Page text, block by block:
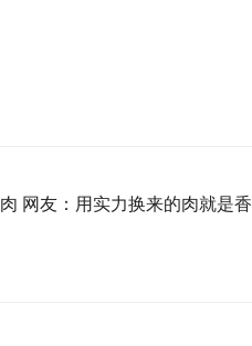
网友：用实力换来的肉就是香